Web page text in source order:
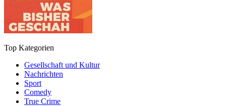
Top Kategorien
Gesellschaft und Kultur
Nachrichten
Sport
Comedy
True Crime